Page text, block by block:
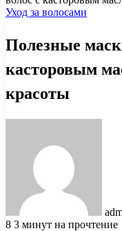
Уход за волосами
Полезные
касторовым
красоты
8 3 минут на прочтение